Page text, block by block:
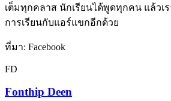
เต็มทุกคลาส นักเรียนได้พูดทุกคน แล้วเ
การเรียนกับแอร์แขกอีกด้วย
ที่มา: Facebook
FD
Fonthip Deen